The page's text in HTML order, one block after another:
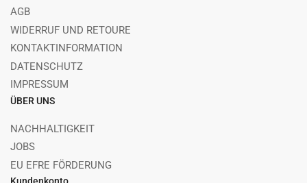
AGB
WIDERRUF UND RETOURE
KONTAKTINFORMATION
DATENSCHUTZ
IMPRESSUM
ÜBER UNS
NACHHALTIGKEIT
JOBS
EU EFRE FÖRDERUNG